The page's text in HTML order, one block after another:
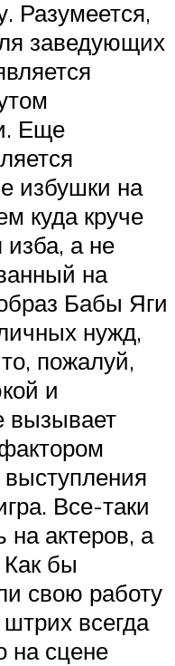
Разумеется,
заведующих
Еще
избушки на
куда круче
а не
на
Бабы Яги
нужд,
пожалуй,
и
вызывает
выступления
Все-таки
на актеров, а
бы
свою работу
всегда
на сцене